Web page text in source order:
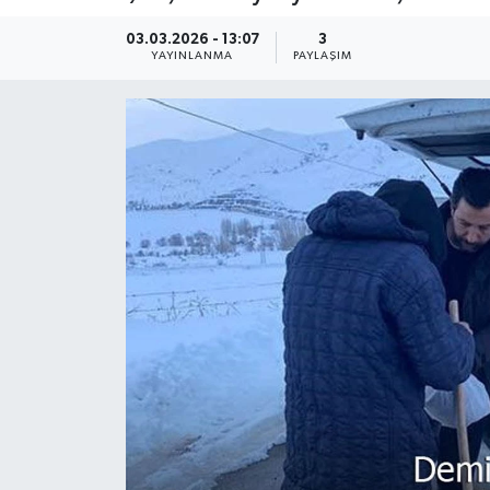
03.03.2026 - 13:07
YAYINLANMA
3
PAYLAŞIM